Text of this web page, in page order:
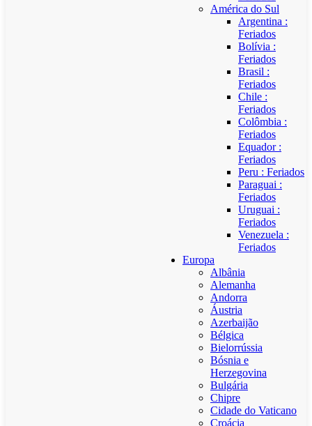
América do Sul
Argentina :
Feriados
Bolívia :
Feriados
Brasil :
Feriados
Chile :
Feriados
Colômbia :
Feriados
Equador :
Feriados
Peru : Feriados
Paraguai :
Feriados
Uruguai :
Feriados
Venezuela :
Feriados
Europa
Albânia
Alemanha
Andorra
Áustria
Azerbaijão
Bélgica
Bielorrússia
Bósnia e
Herzegovina
Bulgária
Chipre
Cidade do Vaticano
Croácia